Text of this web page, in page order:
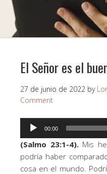
El Señor es el
27 de junio de 2022 by
Comment
Reproductor
audio
00:00
(Salmo 23:1-4).Mis
podría haber
cosa en el mundo.